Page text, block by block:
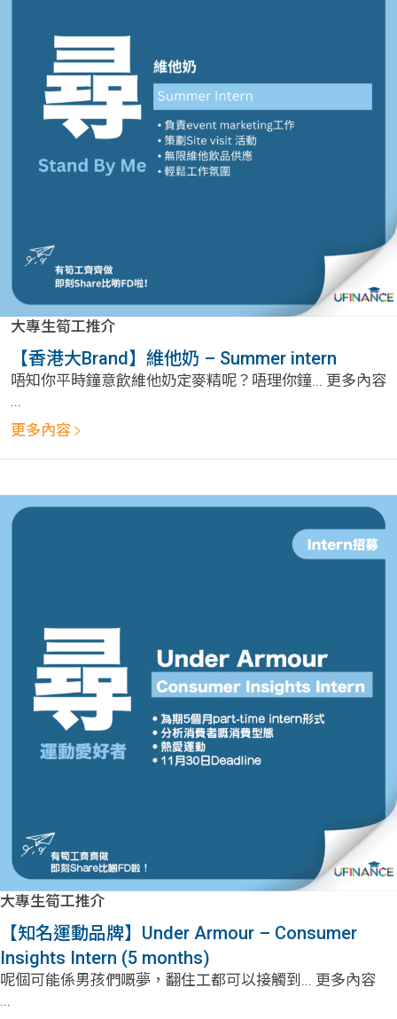
網上
私人
貸款
機
校園
Gui
de
de
學生
貸款
大專生筍工推介
【香港大Brand】維他奶 – Summer intern
唔知你平時鐘意飲維他奶定麥精呢？唔理你鐘... 更多內容
...
更多內容
大專生筍工推介
【知名運動品牌】Under Armour – Consumer
Insights Intern (5 months)
呢個可能係男孩們嘅夢，翻住工都可以接觸到... 更多內容
...